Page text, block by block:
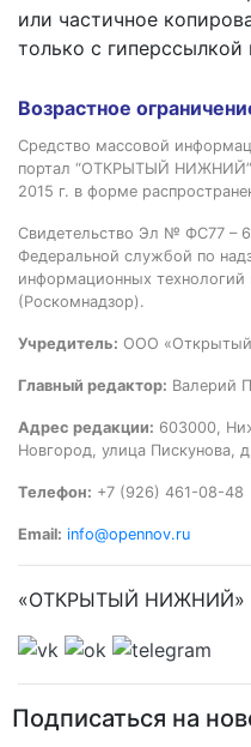
или частичное
только с
Возрастное
Средство массовой
портал “ОТКРЫТЫЙ НИЖНИЙ”»
2015 г. в форме
Свидетельство Эл № ФС77 –
Федеральной службой по
информационных
(Роскомнадзор).
Учредитель: ООО
Главный редактор: Валерий
Адрес редакции: 603000,
Новгород, улица Пискунова,
Телефон: +7 (926) 461-08-48
Email: info@opennov.ru
«ОТКРЫТЫЙ НИЖНИЙ»
Подписаться на